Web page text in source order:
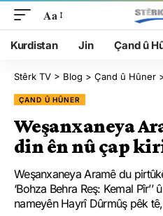
Aa
Kurdistan Jin Çand û
Stêrk TV > Blog > Çand û Hûner
ÇAND Û HÛNER
Weşanxaneya
din ên nû çap
Weşanxaneya Aramê du
‘Bohza Behra Reş: Kemal
nameyên Hayrî Dûrmûş pêk